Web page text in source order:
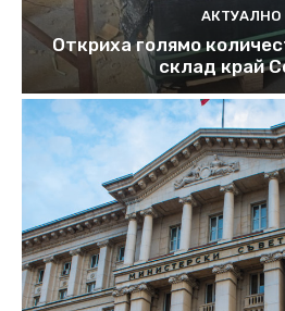
АКТУАЛНО
Откриха голямо
склад край